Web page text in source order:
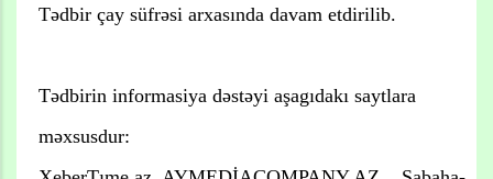
Tədbir çay süfrəsi arxasında davam etdirilib.
Tədbirin informasiya dəstəyi aşagıdakı saytlara
məxsusdur: